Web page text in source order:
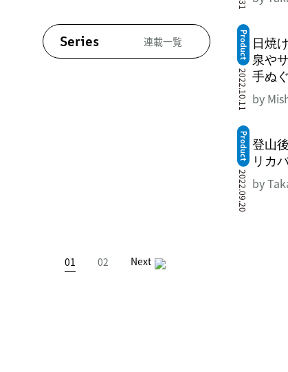
Series 連載一覧 Product
2022.10.11
日焼
泉や
手ぬ
by
Product
2022.09.20
登山
リカ
by
01 02 Next